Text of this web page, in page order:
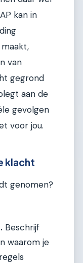
kan in
van
gegrond
aan de
gevolgen
voor jou.
klacht
genomen?
Beschrijf
waarom je